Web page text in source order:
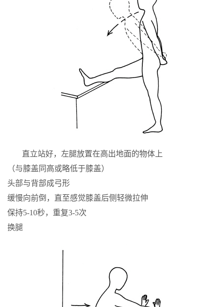
直立站好，左腿放置在高出地面的物体上
（与膝盖同高或略低于膝盖）
头部与背部成弓形
缓慢向前倒，直至感觉膝盖后侧轻微拉伸
保持5-10秒，重复3-5次
换腿